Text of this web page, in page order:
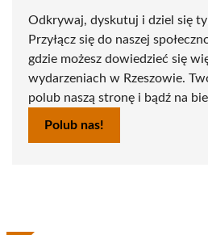
Odkrywaj, dyskutuj i dziel się
Przyłącz się do naszej
gdzie możesz dowiedzieć się
wydarzeniach w Rzeszowie.
polub naszą stronę i bądź na
Polub nas!